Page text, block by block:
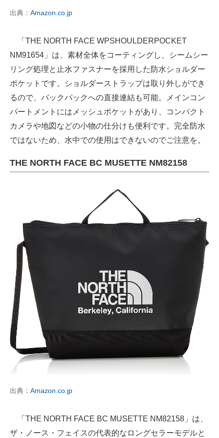
出典： Amazon.co.jp
「THE NORTH FACE WPSHOULDERPOCKET
NM91654」は、素材全体をコーティングし、シームシー
リング処理と止水ファスナーを採用した防水ショルダー
ポケットです。ショルダーストラップは取り外しができ
るので、バックパックへの直接連結も可能。メインコン
パートメントにはメッシュポケットがあり、コンパクト
カメラや地図などの小物の仕分けも便利です。完全防水
ではないため、水中での使用はできないのでご注意を。
THE NORTH FACE BC MUSETTE NM82158
出典： Amazon.co.jp
「THE NORTH FACE BC MUSETTE NM82158」は、
ザ・ノース・フェイスの代表的なロングセラーモデルと